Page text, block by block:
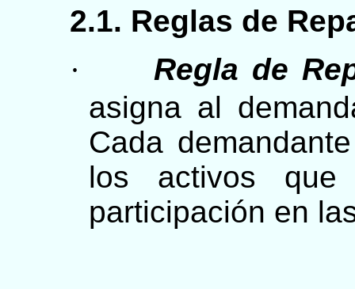
2.1. Reglas de
·
Regla de
asigna al
Cada
los activos
participación en